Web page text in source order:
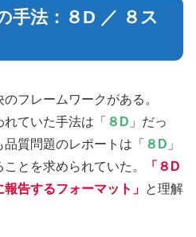
手法：８D ／ ８ス
フレームワークがある。
ていた手法は「 ８D 」だっ
質問題のレポートは「 ８D 」
とを求められていた。
「 ８D
告するフォーマット」 と理解